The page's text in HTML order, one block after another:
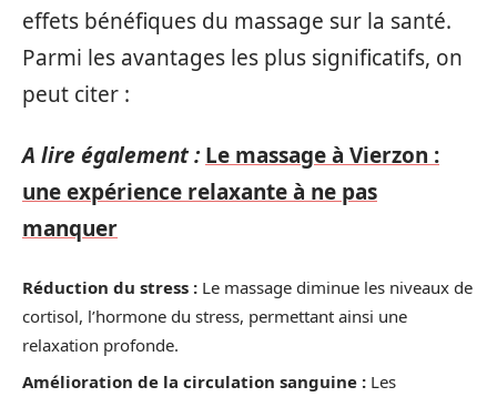
effets bénéfiques du massage sur la santé.
Parmi les avantages les plus significatifs, on
peut citer :
A lire également : Le massage à Vierzon :
une expérience relaxante à ne pas
manquer
Réduction du stress : Le massage diminue les niveaux de
cortisol, l’hormone du stress, permettant ainsi une
relaxation profonde.
Amélioration de la circulation sanguine : Les